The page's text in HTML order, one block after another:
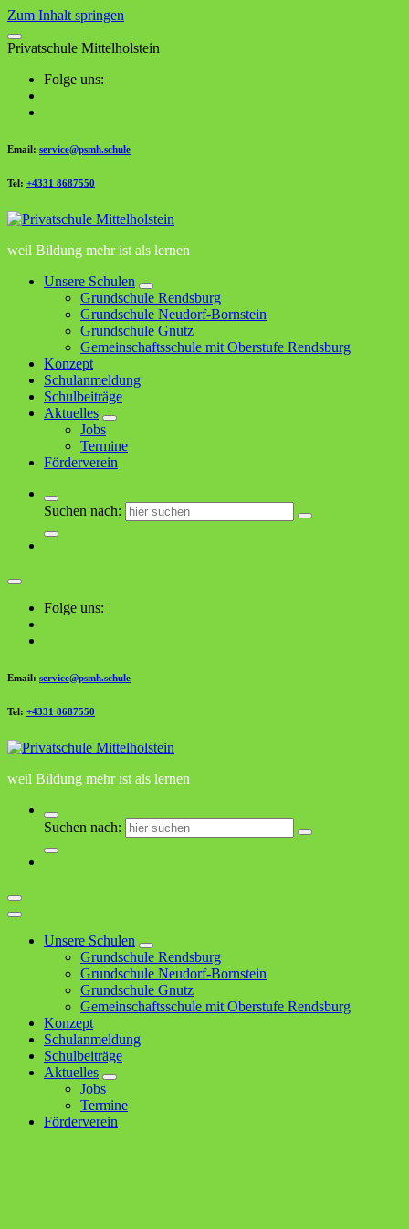
Zum Inhalt springen
Privatschule Mittelholstein
Folge uns:
Email: service@psmh.schule
Tel: +4331 8687550
weil Bildung mehr ist als lernen
Unsere Schulen
Grundschule Rendsburg
Grundschule Neudorf-Bornstein
Grundschule Gnutz
Gemeinschaftsschule mit Oberstufe Rendsburg
Konzept
Schulanmeldung
Schulbeiträge
Aktuelles
Jobs
Termine
Förderverein
Suchen nach:
Folge uns:
Email: service@psmh.schule
Tel: +4331 8687550
weil Bildung mehr ist als lernen
Suchen nach:
Unsere Schulen
Grundschule Rendsburg
Grundschule Neudorf-Bornstein
Grundschule Gnutz
Gemeinschaftsschule mit Oberstufe Rendsburg
Konzept
Schulanmeldung
Schulbeiträge
Aktuelles
Jobs
Termine
Förderverein